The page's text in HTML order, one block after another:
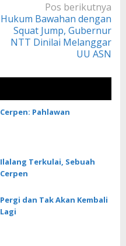
Pos berikutnya
Hukum Bawahan dengan
Squat Jump, Gubernur
NTT Dinilai Melanggar
UU ASN
Cerpen: Pahlawan
Ilalang Terkulai, Sebuah
Cerpen
Pergi dan Tak Akan Kembali
Lagi